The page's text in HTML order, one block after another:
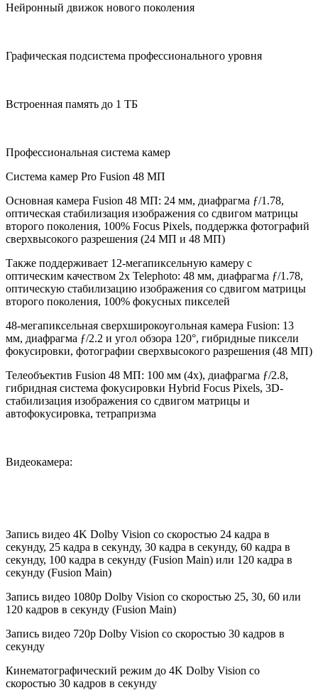
Нейронный движок нового поколения
Графическая подсистема профессионального уровня
Встроенная память до 1 ТБ
Профессиональная система камер
Система камер Pro Fusion 48 МП
Основная камера Fusion 48 МП: 24 мм, диафрагма ƒ/1.78,
оптическая стабилизация изображения со сдвигом матрицы
второго поколения, 100% Focus Pixels, поддержка фотографий
сверхвысокого разрешения (24 МП и 48 МП)
Также поддерживает 12-мегапиксельную камеру с
оптическим качеством 2x Telephoto: 48 мм, диафрагма ƒ/1.78,
оптическую стабилизацию изображения со сдвигом матрицы
второго поколения, 100% фокусных пикселей
48-мегапиксельная сверхширокоугольная камера Fusion: 13
мм, диафрагма ƒ/2.2 и угол обзора 120°, гибридные пиксели
фокусировки, фотографии сверхвысокого разрешения (48 МП)
Телеобъектив Fusion 48 МП: 100 мм (4x), диафрагма ƒ/2.8,
гибридная система фокусировки Hybrid Focus Pixels, 3D-
стабилизация изображения со сдвигом матрицы и
автофокусировка, тетрапризма
Видеокамера:
Запись видео 4K Dolby Vision со скоростью 24 кадра в
секунду, 25 кадра в секунду, 30 кадра в секунду, 60 кадра в
секунду, 100 кадра в секунду (Fusion Main) или 120 кадра в
секунду (Fusion Main)
Запись видео 1080p Dolby Vision со скоростью 25, 30, 60 или
120 кадров в секунду (Fusion Main)
Запись видео 720p Dolby Vision со скоростью 30 кадров в
секунду
Кинематографический режим до 4K Dolby Vision со
скоростью 30 кадров в секунду